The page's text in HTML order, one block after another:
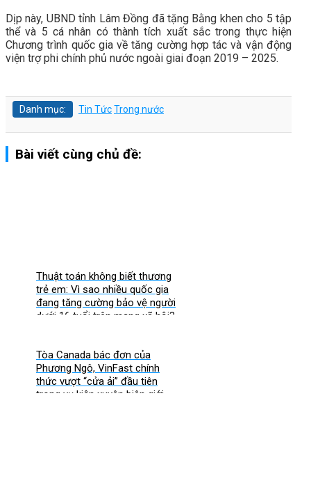
Dịp này, UBND tỉnh Lâm Đồng đã tặng Bằng khen cho 5 tập
thể và 5 cá nhân có thành tích xuất sắc trong thực hiện
Chương trình quốc gia về tăng cường hợp tác và vận động
viện trợ phi chính phủ nước ngoài giai đoạn 2019 – 2025.
Danh mục: Tin TứcTrong nước
Bài viết cùng chủ đề:
Thuật toán không biết thương
trẻ em: Vì sao nhiều quốc gia
đang tăng cường bảo vệ người
dưới 16 tuổi trên mạng xã hội?
Tòa Canada bác đơn của
Phương Ngô, VinFast chính
thức vượt “cửa ải” đầu tiên
trong vụ kiện xuyên biên giới